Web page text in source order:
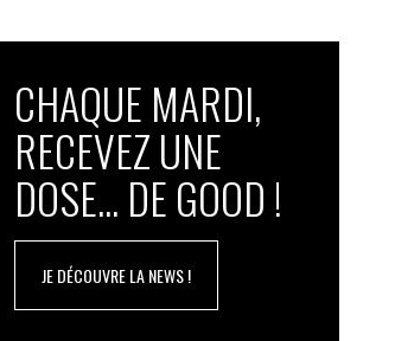
CHAQUE MARDI,
RECEVEZ UNE
DOSE... DE GOOD !
JE DÉCOUVRE LA NEWS !